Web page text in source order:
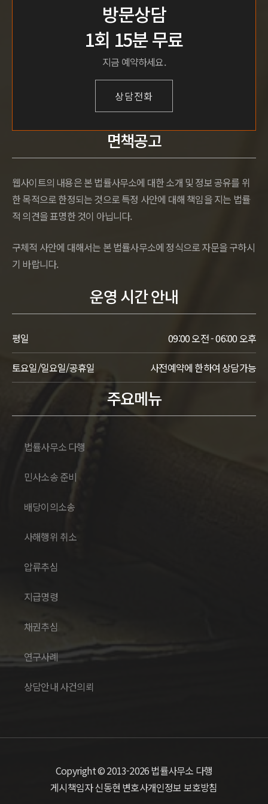
면책공고
웹사이트의 내용은 본 법률사무소에 대한 소개 및 정보 공유를 위
한 목적으로 한정되는 것으로 특정 사안에 대해 책임을 지는 법률
적 의견을 표명한 것이 아닙니다.
구체적 사안에 대해서는 본 법률사무소에 정식으로 자문을 구하시
기 바랍니다.
운영 시간 안내
평일 09:00 오전 - 06:00 오후
토요일/일요일/공휴일 사전예약에 한하여 상담가능
방문상담
1회 15분 무료
지금 예약하세요.
상담전화
주요메뉴
법률사무소 다행
민사소송 준비
배당이의소송
사해행위 취소
압류추심
지급명령
채권추심
연구사례
상담안내 사건의뢰
Copyright © 2013-2026 법률사무소 다행
게시책임자 신동현 변호사개인정보 보호방침